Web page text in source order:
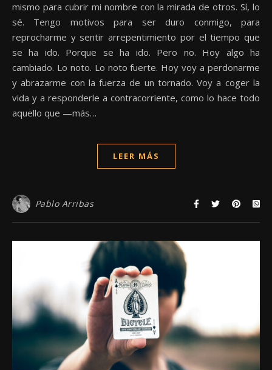
mismo para cubrir mi nombre con la mirada de otros. Sí, lo
sé. Tengo motivos para ser duro conmigo, para
reprocharme y sentir arrepentimiento por el tiempo que
se ha ido. Porque se ha ido. Pero no. Hoy algo ha
cambiado. Lo noto. Lo noto fuerte. Hoy voy a perdonarme
y abrazarme con la fuerza de un tornado. Voy a coger la
vida y a responderle a contracorriente, como lo hace todo
aquello que —más…
LEER MÁS
Pablo Arribas